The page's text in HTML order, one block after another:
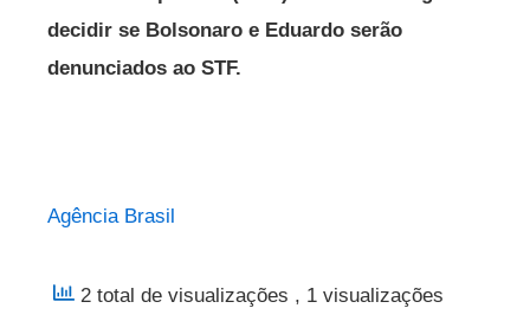
decidir se Bolsonaro e Eduardo serão
denunciados ao STF.
Agência Brasil
2 total de visualizações , 1 visualizações